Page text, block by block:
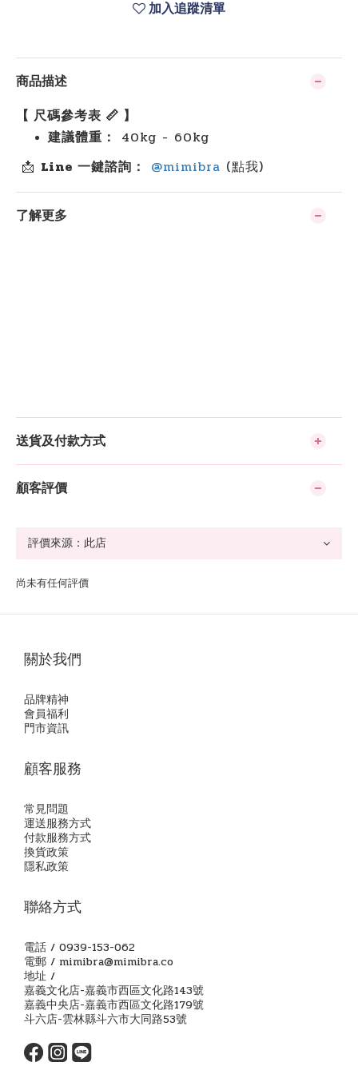
加入追蹤清單
商品描述
【 尺碼參考表 📏 】
建議體重： 40kg - 60kg
📩 Line 一鍵諮詢： @mimibra (點我)
了解更多
送貨及付款方式
顧客評價
尚未有任何評價
關於我們
品牌精神
會員福利
門市資訊
顧客服務
常見問題
運送服務方式
付款服務方式
換貨政策
隱私政策
聯絡方式
電話 / 0939-153-062
電郵 / mimibra@mimibra.co
地址 /
嘉義文化店-嘉義市西區文化路143號
嘉義中央店-嘉義市西區文化路179號
斗六店-雲林縣斗六市大同路53號